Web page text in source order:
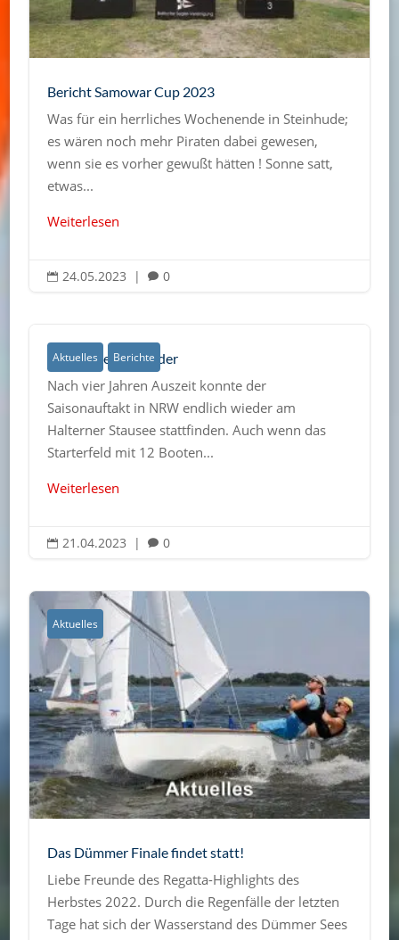
Bericht Samowar Cup 2023
Was für ein herrliches Wochenende in Steinhude;
es wären noch mehr Piraten dabei gewesen,
wenn sie es vorher gewußt hätten ! Sonne satt,
etwas...
Weiterlesen
 24.05.2023 |  0
Aktuelles Berichte
Haltern segelt wieder
Nach vier Jahren Auszeit konnte der
Saisonauftakt in NRW endlich wieder am
Halterner Stausee stattfinden. Auch wenn das
Starterfeld mit 12 Booten...
Weiterlesen
 21.04.2023 |  0
Aktuelles
Das Dümmer Finale findet statt!
Liebe Freunde des Regatta-Highlights des
Herbstes 2022. Durch die Regenfälle der letzten
Tage hat sich der Wasserstand des Dümmer Sees